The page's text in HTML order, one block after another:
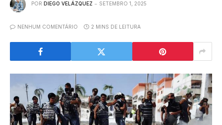
POR DIEGO VELÁZQUEZ SETEMBRO 1, 2025
NENHUM COMENTÁRIO 2 MINS DE LEITURA